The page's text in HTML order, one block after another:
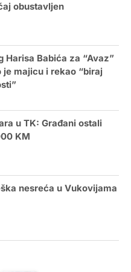
obustavljen
Harisa Babića za “Avaz”
je majicu i rekao “biraj
u TK: Građani ostali
KM
nesreća u Vukovijama